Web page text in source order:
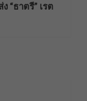
“ธาตรี” เรต